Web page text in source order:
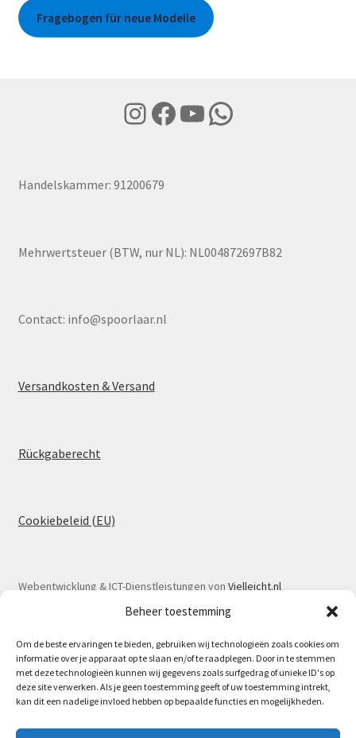
Beheer toestemming
Om de beste ervaringen te bieden, gebruiken wij technologieën zoals cookies om
informatie over je apparaat op te slaan en/of te raadplegen. Door in te stemmen
met deze technologieën kunnen wij gegevens zoals surfgedrag of unieke ID's op
deze site verwerken. Als je geen toestemming geeft of uw toestemming intrekt,
kan dit een nadelige invloed hebben op bepaalde functies en mogelijkheden.
Fragebogen für neue Modelle
Instagram
Facebook
YouTube
WhatsApp
Handelskammer: 91200679
Mehrwertsteuer (BTW, nur NL): NL004872697B82
Contact: info@spoorlaar.nl
Versandkosten & Versand
Rückgaberecht
Cookiebeleid (EU)
Webentwicklung & ICT-Dienstleistungen von Vielleicht.nl
© Spoorlaar 2026
Datenschutzbestimmungen
Erstellt mit WooCommerce